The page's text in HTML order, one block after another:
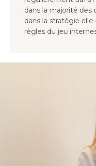
dans la majorité des
dans la stratégie
règles du jeu